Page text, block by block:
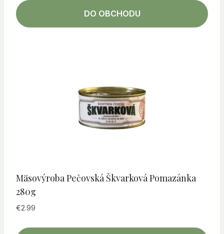
DO OBCHODU
Mäsovýroba Pečovská Škvarková Pomazánka
280g
€2.99